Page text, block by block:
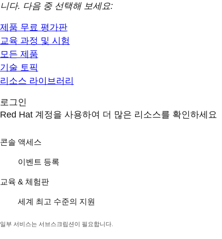
니다. 다음 중 선택해 보세요:
제품 무료 평가판
교육 과정 및 시험
모든 제품
기술 토픽
리소스 라이브러리
로그인
Red Hat 계정을 사용하여 더 많은 리소스를 확인하세요
콘솔 액세스
이벤트 등록
교육 & 체험판
세계 최고 수준의 지원
일부 서비스는 서브스크립션이 필요합니다.